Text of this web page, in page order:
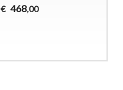
€ 468,00